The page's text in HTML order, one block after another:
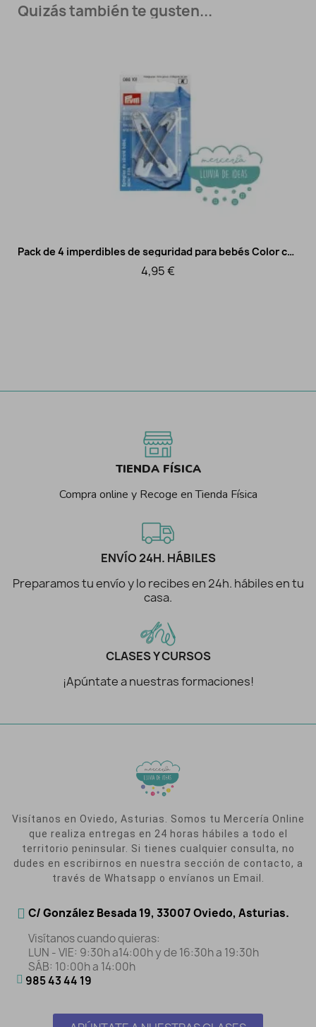
Quizás también te gusten...
Vista rápida Pack de 4 imperdibles de seguridad para bebés Color celeste
4,95 €
TIENDA FÍSICA
Compra online y Recoge en Tienda Física
ENVÍO 24H. HÁBILES
Preparamos tu envío y lo recibes en 24h. hábiles en tu
casa.
CLASES Y CURSOS
¡Apúntate a nuestras formaciones!
Visítanos en Oviedo, Asturias. Somos tu Mercería Online
que realiza entregas en 24 horas hábiles a todo el
territorio peninsular. Si tienes cualquier consulta, no
dudes en escribirnos en nuestra sección de contacto, a
través de Whatsapp o envíanos un Email.
C/ González Besada 19, 33007 Oviedo, Asturias.
Visítanos cuando quieras:
LUN - VIE: 9:30h a14:00h y de 16:30h a 19:30h
SÁB: 10:00h a 14:00h
985 43 44 19